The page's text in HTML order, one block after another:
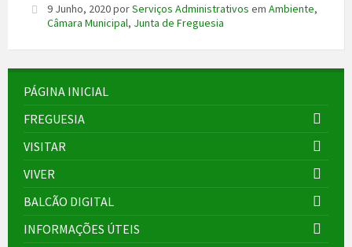
9 Junho, 2020porServiços Administrativos em Ambiente,
Câmara Municipal, Junta de Freguesia
PÁGINA INICIAL
FREGUESIA
VISITAR
VIVER
BALCÃO DIGITAL
INFORMAÇÕES ÚTEIS